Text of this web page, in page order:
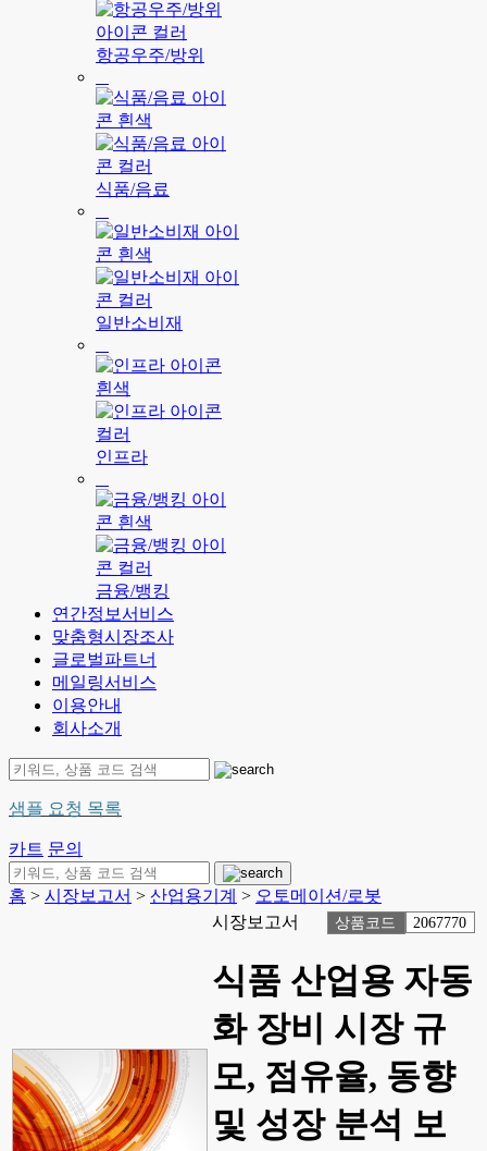
항공우주/방위
식품/음료
일반소비재
인프라
금융/뱅킹
연간정보서비스
맞춤형시장조사
글로벌파트너
메일링서비스
이용안내
회사소개
샘플 요청 목록
카트 문의
홈 > 시장보고서 > 산업용기계 > 오토메이션/로봇
시장보고서
상품코드 2067770
식품 산업용 자동
화 장비 시장 규
모, 점유율, 동향
및 성장 분석 보